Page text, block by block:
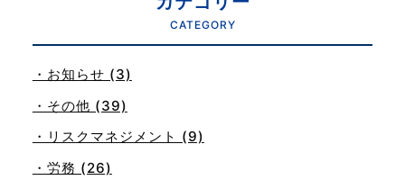
CATEGORY
・お知らせ (3)
・その他 (39)
・リスクマネジメント (9)
・労務 (26)